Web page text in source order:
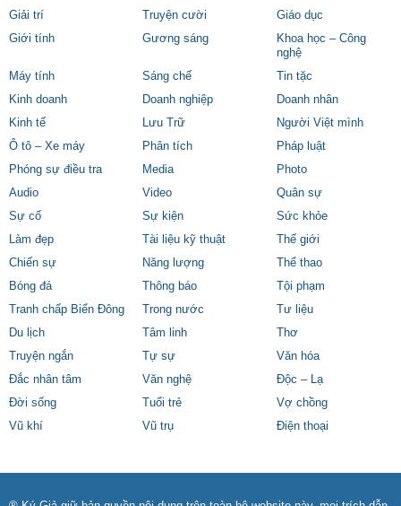
Giải trí
Truyện cười
Giáo dục
Giới tính
Gương sáng
Khoa học – Công
nghệ
Máy tính
Sáng chế
Tin tặc
Kinh doanh
Doanh nghiệp
Doanh nhân
Kinh tế
Lưu Trữ
Người Việt mình
Ô tô – Xe máy
Phân tích
Pháp luật
Phóng sự điều tra
Media
Photo
Audio
Video
Quân sự
Sự cố
Sự kiện
Sức khỏe
Làm đẹp
Tài liệu kỹ thuật
Thế giới
Chiến sự
Năng lượng
Thể thao
Bóng đá
Thông báo
Tội phạm
Tranh chấp Biển Đông
Trong nước
Tư liệu
Du lịch
Tâm linh
Thơ
Truyện ngắn
Tự sự
Văn hóa
Đắc nhân tâm
Văn nghệ
Độc – Lạ
Đời sống
Tuổi trẻ
Vợ chồng
Vũ khí
Vũ trụ Điện thoại